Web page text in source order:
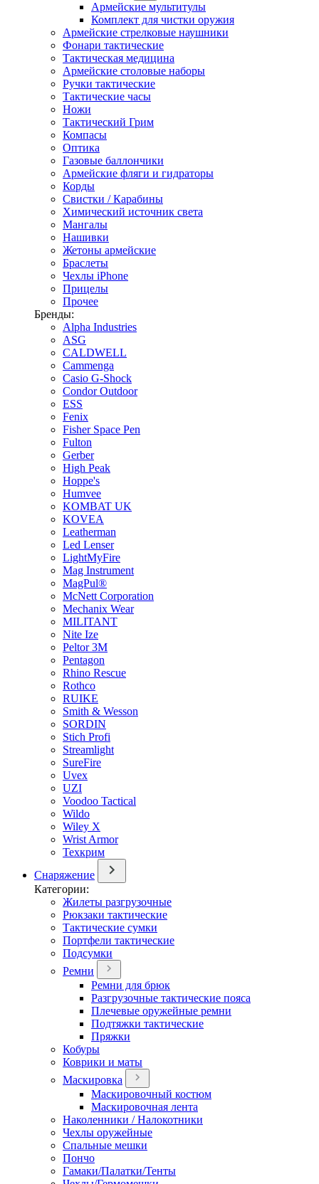
Армейские мультитулы
Комплект для чистки оружия
Армейские стрелковые наушники
Фонари тактические
Тактическая медицина
Армейские столовые наборы
Ручки тактические
Тактические часы
Ножи
Тактический Грим
Компасы
Оптика
Газовые баллончики
Армейские фляги и гидраторы
Корды
Свистки / Карабины
Химический источник света
Мангалы
Нашивки
Жетоны армейские
Браслеты
Чехлы iPhone
Прицелы
Прочее
Бренды:
Alpha Industries
ASG
CALDWELL
Cammenga
Casio G-Shock
Condor Outdoor
ESS
Fenix
Fisher Space Pen
Fulton
Gerber
High Peak
Hoppe's
Humvee
KOMBAT UK
KOVEA
Leatherman
Led Lenser
LightMyFire
Mag Instrument
MagPul®
McNett Corporation
Mechanix Wear
MILITANT
Nite Ize
Peltor 3M
Pentagon
Rhino Rescue
Rothco
RUIKE
Smith & Wesson
SORDIN
Stich Profi
Streamlight
SureFire
Uvex
UZI
Voodoo Tactical
Wildo
Wiley X
Wrist Armor
Техкрим
Снаряжение
Категории:
Жилеты разгрузочные
Рюкзаки тактические
Тактические сумки
Портфели тактические
Подсумки
Ремни
Ремни для брюк
Разгрузочные тактические пояса
Плечевые оружейные ремни
Подтяжки тактические
Пряжки
Кобуры
Коврики и маты
Маскировка
Маскировочный костюм
Маскировочная лента
Наколенники / Налокотники
Чехлы оружейные
Спальные мешки
Пончо
Гамаки/Палатки/Тенты